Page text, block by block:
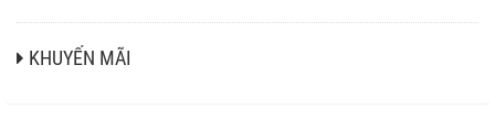
KHUYẾN MÃI